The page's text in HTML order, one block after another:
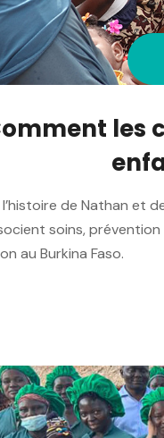
les
de Nathan et
soins,
au Burkina Faso.